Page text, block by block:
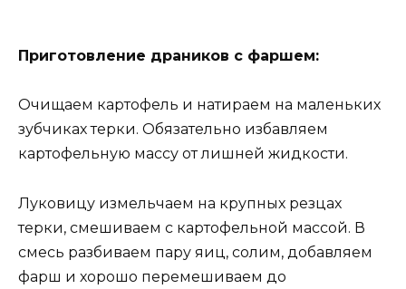
Приготовление драников с фаршем:
Очищаем картофель и натираем на маленьких
зубчиках терки. Обязательно избавляем
картофельную массу от лишней жидкости.
Луковицу измельчаем на крупных резцах
терки, смешиваем с картофельной массой. В
смесь разбиваем пару яиц, солим, добавляем
фарш и хорошо перемешиваем до